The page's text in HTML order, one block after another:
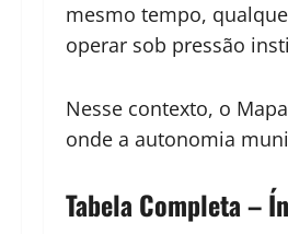
mesmo tempo,
operar sob pressão
Nesse contexto, o
onde a autonomia
Tabela Completa –